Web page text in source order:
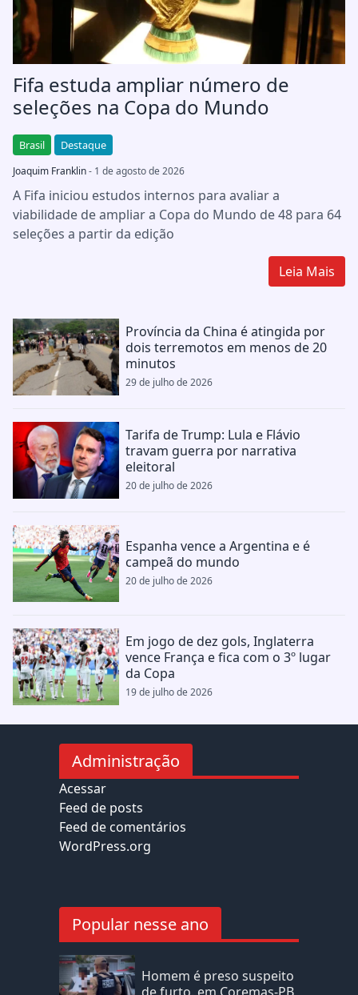
Fifa estuda ampliar número de
seleções na Copa do Mundo
Brasil Destaque
Joaquim Franklin- 1 de agosto de 2026
A Fifa iniciou estudos internos para avaliar a
viabilidade de ampliar a Copa do Mundo de 48 para 64
seleções a partir da edição
Leia Mais
Província da China é atingida por
dois terremotos em menos de 20
minutos
29 de julho de 2026
Tarifa de Trump: Lula e Flávio
travam guerra por narrativa
eleitoral
20 de julho de 2026
Espanha vence a Argentina e é
campeã do mundo
20 de julho de 2026
Em jogo de dez gols, Inglaterra
vence França e fica com o 3º lugar
da Copa
19 de julho de 2026
Administração
Acessar
Feed de posts
Feed de comentários
WordPress.org
Popular nesse ano
Homem é preso suspeito